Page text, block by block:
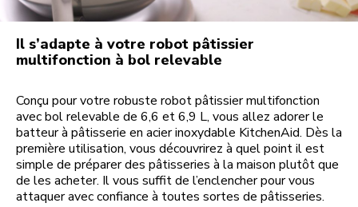
Il s’adapte à votre robot pâtissier
multifonction à bol relevable
Conçu pour votre robuste robot pâtissier multifonction
avec bol relevable de 6,6 et 6,9 L, vous allez adorer le
batteur à pâtisserie en acier inoxydable KitchenAid. Dès la
première utilisation, vous découvrirez à quel point il est
simple de préparer des pâtisseries à la maison plutôt que
de les acheter. Il vous suffit de l’enclencher pour vous
attaquer avec confiance à toutes sortes de pâtisseries.